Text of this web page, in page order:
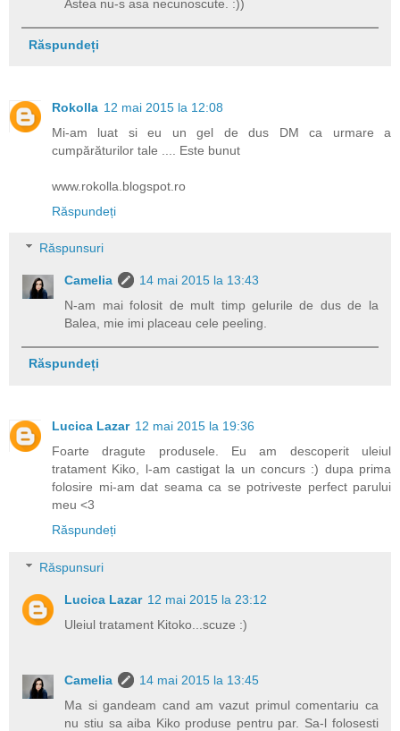
Astea nu-s asa necunoscute. :))
Răspundeți
Rokolla 12 mai 2015 la 12:08
Mi-am luat si eu un gel de dus DM ca urmare a
cumpărăturilor tale .... Este bunut
www.rokolla.blogspot.ro
Răspundeți
Răspunsuri
Camelia
14 mai 2015 la 13:43
N-am mai folosit de mult timp gelurile de dus de la
Balea, mie imi placeau cele peeling.
Răspundeți
Lucica Lazar 12 mai 2015 la 19:36
Foarte dragute produsele. Eu am descoperit uleiul
tratament Kiko, l-am castigat la un concurs :) dupa prima
folosire mi-am dat seama ca se potriveste perfect parului
meu <3
Răspundeți
Răspunsuri
Lucica Lazar 12 mai 2015 la 23:12
Uleiul tratament Kitoko...scuze :)
Camelia
14 mai 2015 la 13:45
Ma si gandeam cand am vazut primul comentariu ca
nu stiu sa aiba Kiko produse pentru par. Sa-l folosesti